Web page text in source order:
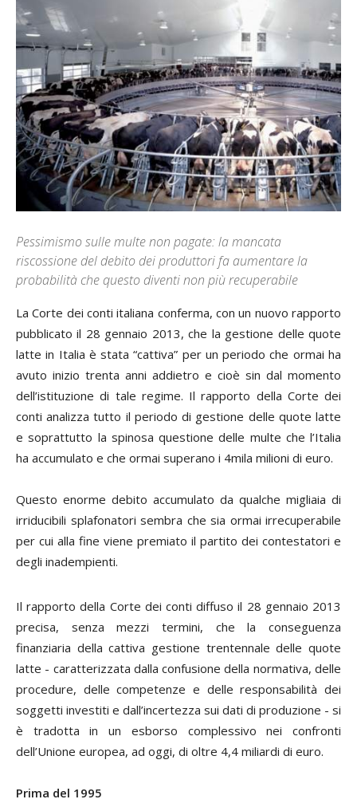
Pessimismo sulle multe non pagate: la mancata
riscossione del debito dei produttori fa aumentare la
probabilità che questo diventi non più recuperabile
La Corte dei conti italiana conferma, con un nuovo rapporto
pubblicato il 28 gennaio 2013, che la gestione delle quote
latte in Italia è stata “cattiva” per un periodo che ormai ha
avuto inizio trenta anni addietro e cioè sin dal momento
dell’istituzione di tale regime. Il rapporto della Corte dei
conti analizza tutto il periodo di gestione delle quote latte
e soprattutto la spinosa questione delle multe che l’Italia
ha accumulato e che ormai superano i 4mila milioni di euro.
Questo enorme debito accumulato da qualche migliaia di
irriducibili splafonatori sembra che sia ormai irrecuperabile
per cui alla fine viene premiato il partito dei contestatori e
degli inadempienti.
Il rapporto della Corte dei conti diffuso il 28 gennaio 2013
precisa, senza mezzi termini, che la conseguenza
finanziaria della cattiva gestione trentennale delle quote
latte - caratterizzata dalla confusione della normativa, delle
procedure, delle competenze e delle responsabilità dei
soggetti investiti e dall’incertezza sui dati di produzione - si
è tradotta in un esborso complessivo nei confronti
dell’Unione europea, ad oggi, di oltre 4,4 miliardi di euro.
Prima del 1995